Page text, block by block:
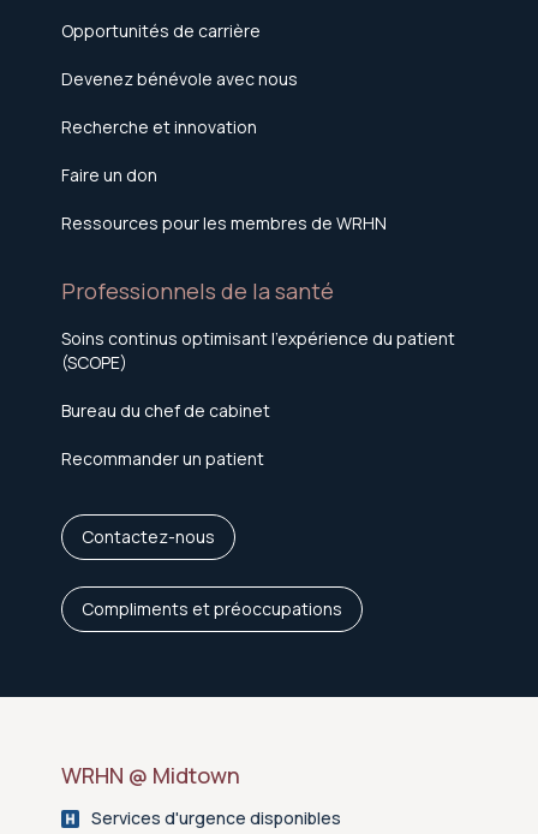
Opportunités de carrière
Devenez bénévole avec nous
Recherche et innovation
Faire un don
Ressources pour les membres de WRHN
Professionnels de la santé
Soins continus optimisant l'expérience du patient
(SCOPE)
Bureau du chef de cabinet
Recommander un patient
Contactez-nous
Compliments et préoccupations
WRHN @ Midtown
Services d'urgence disponibles